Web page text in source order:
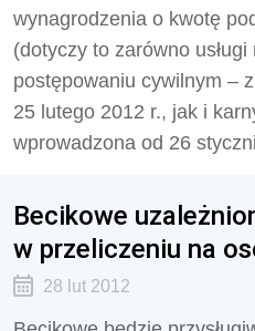
wynagrodzenia o kwotę
(dotyczy to zarówno
postępowaniu cywilnym –
25 lutego 2012 r., jak i
wprowadzona od 26
Becikowe
w przeliczeniu na
28 lut 2012